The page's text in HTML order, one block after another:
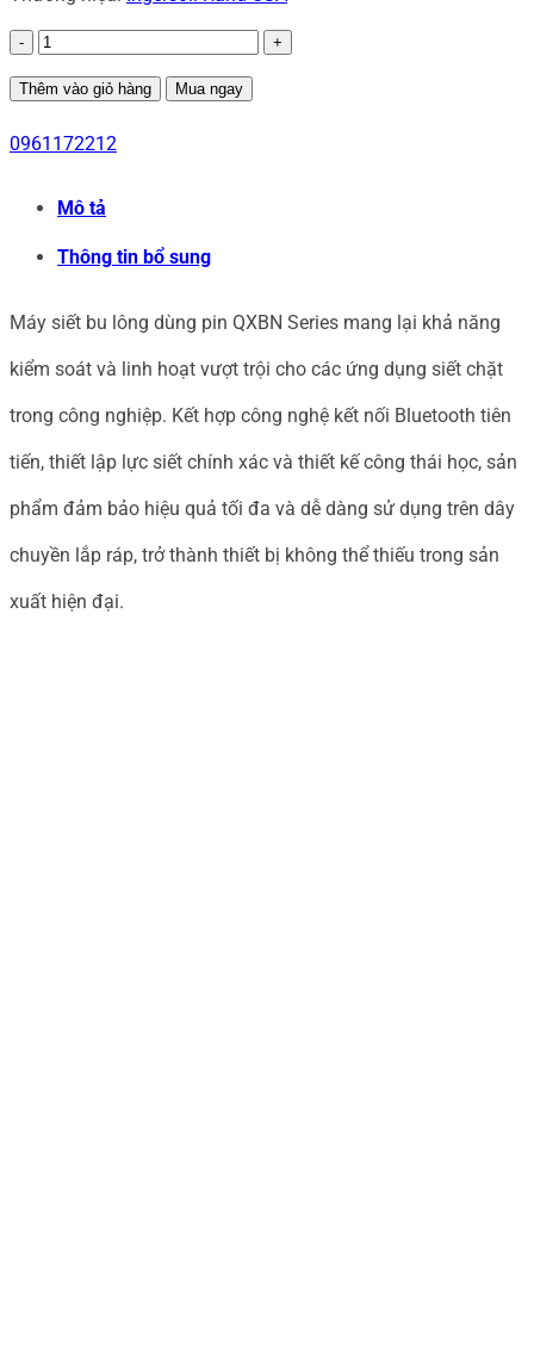
QXBN
Series
-
siết
lực
chính
xác
IR
(0,8
-
18Nm)
Thêm vào giỏ hàng Mua ngay
0961172212
Mô tả
Thông tin bổ sung
Máy siết bu lông dùng pin QXBN Series mang lại khả năng
kiểm soát và linh hoạt vượt trội cho các ứng dụng siết chặt
trong công nghiệp. Kết hợp công nghệ kết nối Bluetooth tiên
tiến, thiết lập lực siết chính xác và thiết kế công thái học, sản
phẩm đảm bảo hiệu quả tối đa và dễ dàng sử dụng trên dây
chuyền lắp ráp, trở thành thiết bị không thể thiếu trong sản
xuất hiện đại.